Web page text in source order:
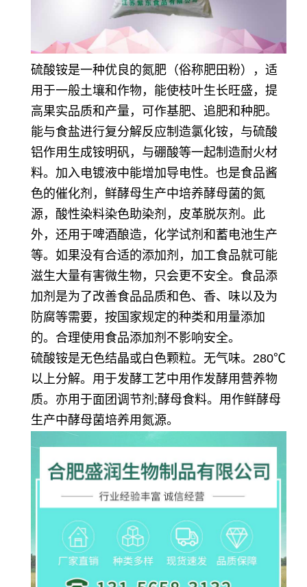
硫酸铵是一种优良的氮肥（俗称肥田粉），适
用于一般土壤和作物，能使枝叶生长旺盛，提
高果实品质和产量，可作基肥、追肥和种肥。
能与食盐进行复分解反应制造氯化铵，与硫酸
铝作用生成铵明矾，与硼酸等一起制造耐火材
料。加入电镀液中能增加导电性。也是食品酱
色的催化剂，鲜酵母生产中培养酵母菌的氮
源，酸性染料染色助染剂，皮革脱灰剂。此
外，还用于啤酒酿造，化学试剂和蓄电池生产
等。如果没有合适的添加剂，加工食品就可能
滋生大量有害微生物，只会更不安全。食品添
加剂是为了改善食品品质和色、香、味以及为
防腐等需要，按国家规定的种类和用量添加
的。合理使用食品添加剂不影响安全。
硫酸铵是无色结晶或白色颗粒。无气味。280℃
以上分解。 用于发酵工艺中用作发酵用营养物
质。亦用于面团调节剂;酵母食料。用作鲜酵母
生产中酵母菌培养用氮源。